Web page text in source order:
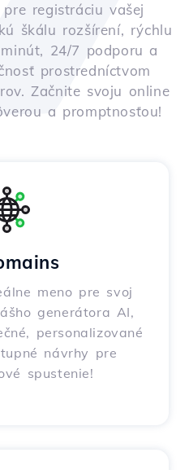
registráciu vašej
škálu rozšírení, rýchlu
24/7 podporu a
prostredníctvom
Začnite svoju online
a promptnosťou!
meno pre svoj
generátora AI,
personalizované
návrhy pre
spustenie!